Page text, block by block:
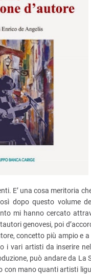
E’ una cosa meritoria
dopo questo volume
mi hanno cercato
genovesi, poi
concetto più ampio e
i vari artisti da inserire
può andare da
con mano quanti artisti